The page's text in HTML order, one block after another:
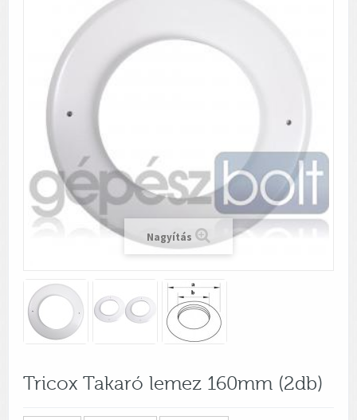
Nagyítás
Tricox Takaró lemez 160mm (2db)